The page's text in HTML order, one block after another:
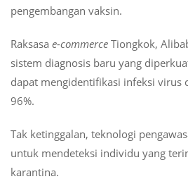
pengembangan vaksin.
Raksasa e-commerce Tiongkok,
sistem diagnosis baru yang
dapat mengidentifikasi infeksi virus
96%.
Tak ketinggalan, teknologi
untuk mendeteksi individu yang
karantina.